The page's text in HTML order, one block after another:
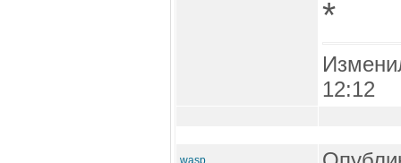
*
12:12
wasp